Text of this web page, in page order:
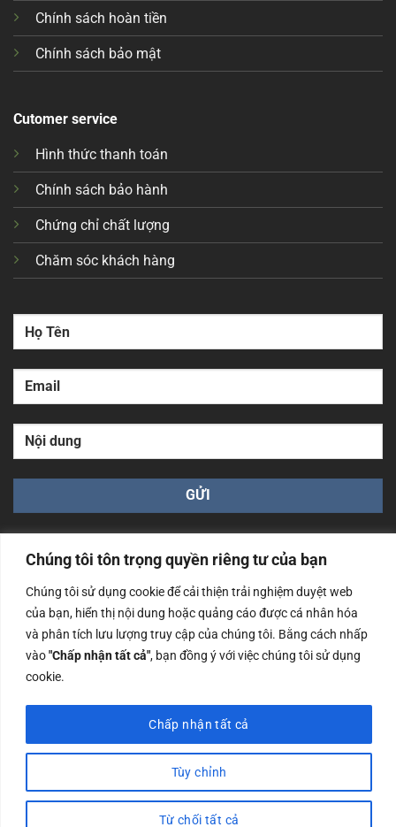
Chúng tôi tôn trọng quyền riêng tư của bạn
Chúng tôi sử dụng cookie để cải thiện trải nghiệm duyệt web
của bạn, hiển thị nội dung hoặc quảng cáo được cá nhân hóa
và phân tích lưu lượng truy cập của chúng tôi. Bằng cách nhấp
vào"Chấp nhận tất cả", bạn đồng ý với việc chúng tôi sử dụng
cookie.
Tùy chỉnh
Từ chối tất cả
Chấp nhận tất cả
Chính sách hoàn tiền
Chính sách bảo mật
Cutomer service
Hình thức thanh toán
Chính sách bảo hành
Chứng chỉ chất lượng
Chăm sóc khách hàng
Công ty TNHH Nam Bình Xương - Số ĐKKD: 0108783483
cấp ngày 14/06/2019 bởi Sở Kế Hoạch và Đầu Tư Tp. Hà
Nội
Copyrights @2023 Nam Binh Xuong. All Rights Reserved